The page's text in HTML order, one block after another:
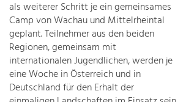
als weiterer Schritt je ein gemeinsames
Camp von Wachau und Mittelrheintal
geplant. Teilnehmer aus den beiden
Regionen, gemeinsam mit
internationalen Jugendlichen, werden je
eine Woche in Österreich und in
Deutschland für den Erhalt der